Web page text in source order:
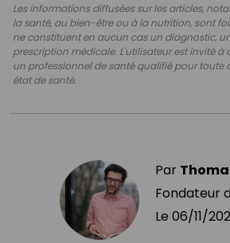
Les informations diffusées sur les articles,
la santé, au bien-être ou à la nutrition, sont
ne constituent en aucun cas un diagnostic,
prescription médicale. L'utilisateur est invité
un professionnel de santé qualifié pour toute
état de santé.
Par
Fondateur
Le 06/11/